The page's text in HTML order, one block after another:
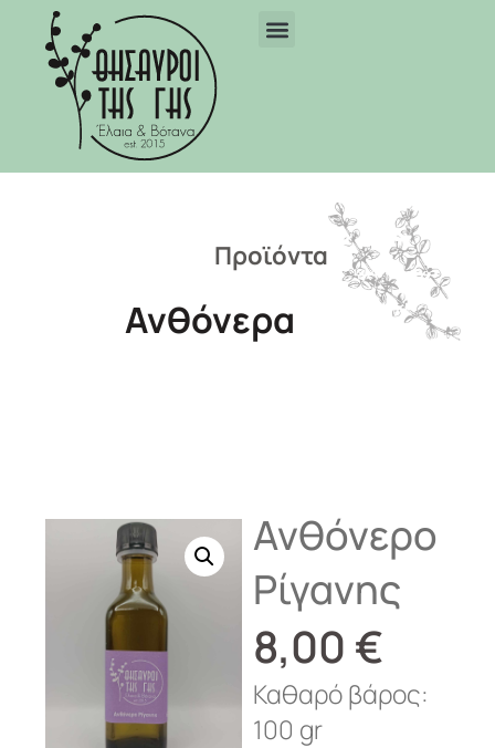
Προϊόντα
Ανθόνερα
Ανθόνερο
Ρίγανης
8,00 €
Καθαρό βάρος:
100 gr